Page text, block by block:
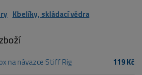
Kbelíky, skládací vědra
na návazce Stiff Rig 119 Kč